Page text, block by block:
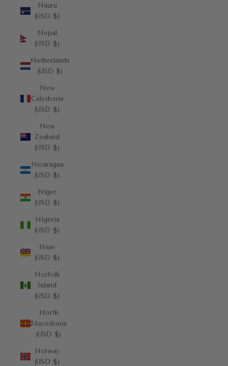
Nauru
(USD $)
Nepal
(USD $)
Netherlands
(USD $)
New
Caledonia
(USD $)
New
Zealand
(USD $)
Nicaragua
(USD $)
Niger
(USD $)
Nigeria
(USD $)
Niue
(USD $)
Norfolk
Island
(USD $)
North
Macedonia
(USD $)
Norway
(USD $)